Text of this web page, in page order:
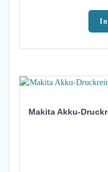
In
Makita Akku-